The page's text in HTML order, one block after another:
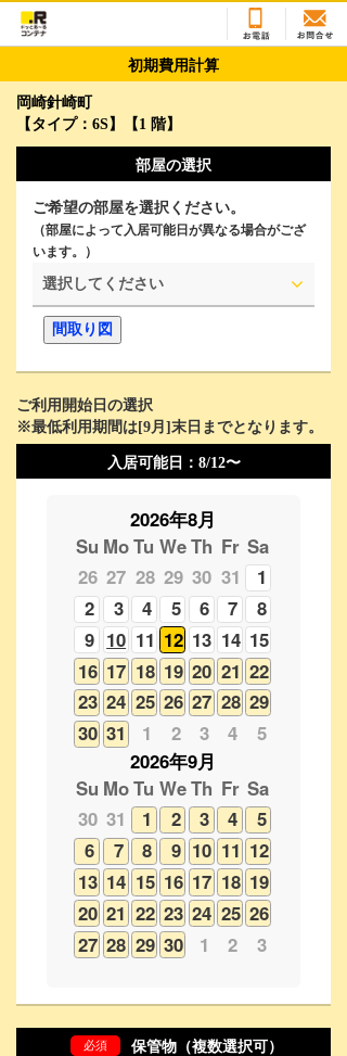
初期費用計算
岡崎針崎町
【タイプ：6S】【1 階】
部屋の選択
ご希望の部屋を選択ください。
（部屋によって入居可能日が異なる場合がござ
います。）
選択してください
間取り図
ご利用開始日の選択
※最低利用期間は[9月]末日までとなります。
入居可能日： 8/12〜
2026年8月
Tu WeTh Fr Sa
26 27 28 29 30 31
1
6
12 13 14 15
16 17 18 19 20 21 22
23 24 25 26 27 28 29
31 1 2 3
2026年9月
SuMo Tu WeTh Fr Sa
30 31 1 2 3 4
5
6
7 8 9 10 11 12
13 14 15 16 17 18 19
23 24 25 26
27 28 29 30 1 2
必須 保管物（複数選択可）